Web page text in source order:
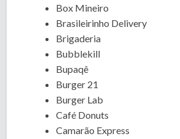
Box Mineiro
Brasileirinho Delivery
Brigaderia
Bubblekill
Bupaqê
Burger 21
Burger Lab
Café Donuts
Camarão Express